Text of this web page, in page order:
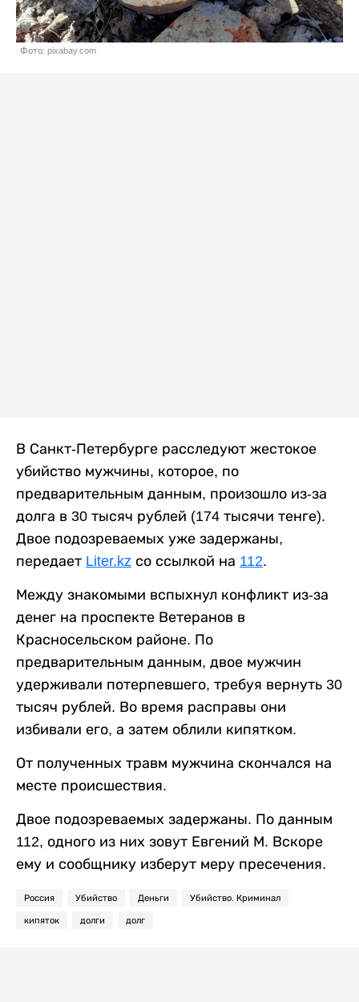
Фото: pixabay.com
В Санкт-Петербурге расследуют жестокое
убийство мужчины, которое, по
предварительным данным, произошло из-за
долга в 30 тысяч рублей (174 тысячи тенге).
Двое подозреваемых уже задержаны,
передает Liter.kz со ссылкой на 112.
Между знакомыми вспыхнул конфликт из-за
денег на проспекте Ветеранов в
Красносельском районе. По
предварительным данным, двое мужчин
удерживали потерпевшего, требуя вернуть 30
тысяч рублей. Во время расправы они
избивали его, а затем облили кипятком.
От полученных травм мужчина скончался на
месте происшествия.
Двое подозреваемых задержаны. По данным
112, одного из них зовут Евгений М. Вскоре
ему и сообщнику изберут меру пресечения.
Россия Убийство Деньги Убийство. Криминал
кипяток долги долг